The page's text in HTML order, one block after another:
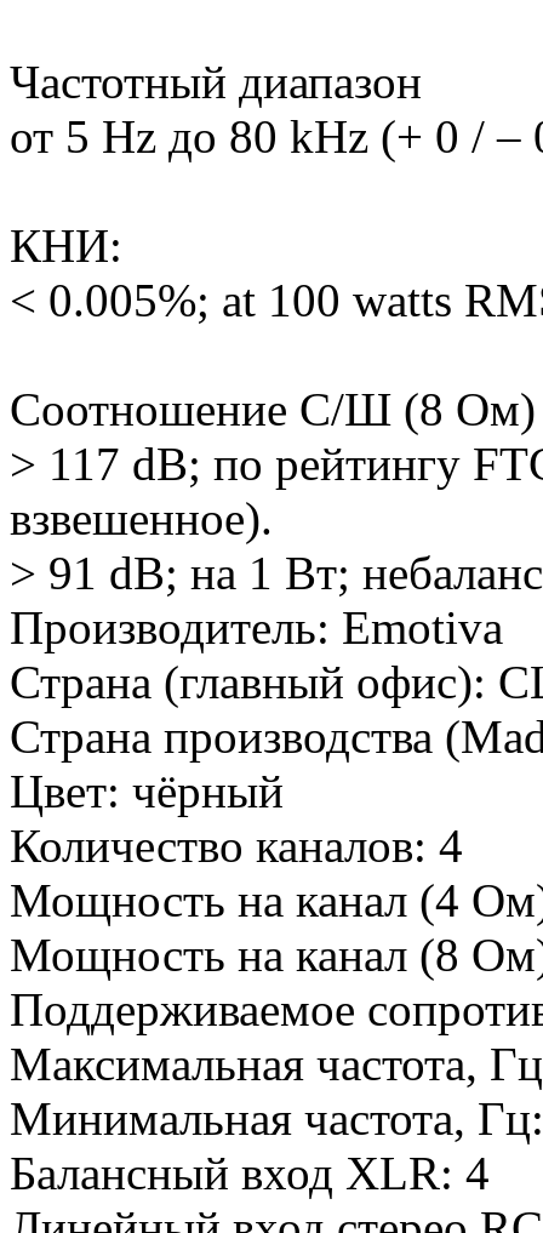
Частотный диапазон
от 5 Hz до 80 kHz (+ 0 / –
КНИ:
< 0.005%; at 100 watts
Соотношение С/Ш (8 Oм)
> 117 dB; по рейтингу
взвешенное).
> 91 dB; на 1 Вт;
Производитель: Emotiva
Страна (главный офис):
Страна производства
Цвет: чёрный
Количество каналов: 4
Мощность на канал (4
Мощность на канал (8
Поддерживаемое
Максимальная частота,
Минимальная частота,
Балансный вход XLR: 4